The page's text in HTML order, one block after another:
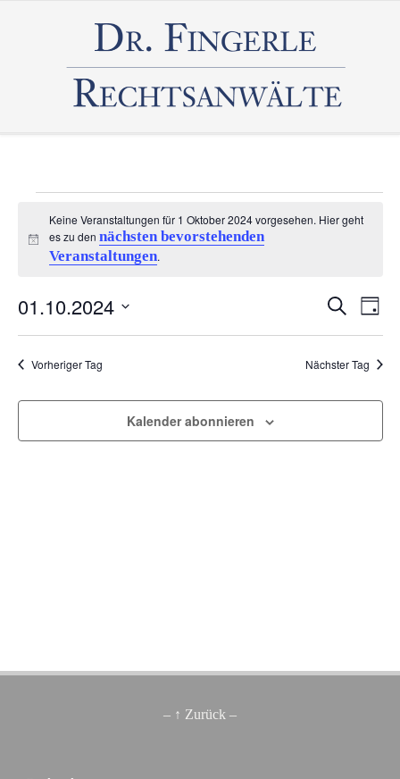
Veranstaltungen
für
Oktober
2024
Hinweis
Keine Veranstaltungen für 1 Oktober 2024 vorgesehen. Hier geht
es zu den nächsten bevorstehenden
Veranstaltungen.
Such-
und
Suche
Tag
01.10.2024
Vorheriger Tag Nächster Tag
Kalender abonnieren
– ↑ Zurück –